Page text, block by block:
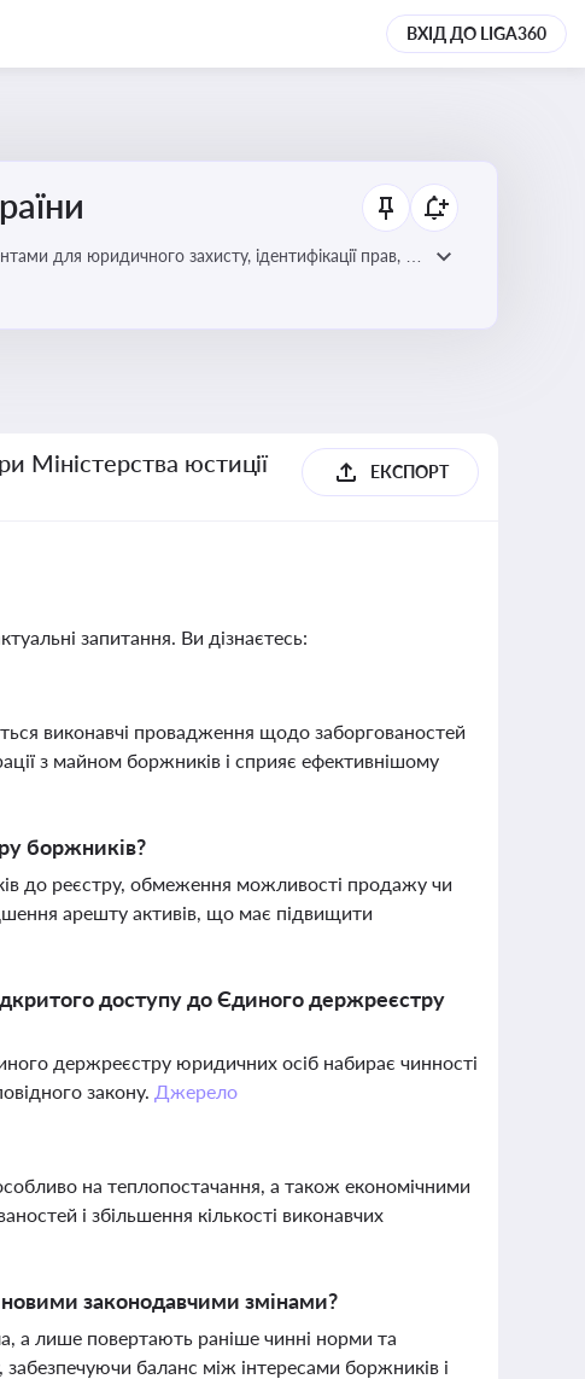
ВХІД ДО LIGA360
для юридичного захисту, ідентифікації прав, та
Міністерства юстиції
ЕКСПОРТ
запитання. Ви дізнаєтесь:
виконавчі провадження щодо заборгованостей
з майном боржників і сприяє ефективнішому
боржників?
до реєстру, обмеження можливості продажу чи
арешту активів, що має підвищити
доступу до Єдиного держреєстру
держреєстру юридичних осіб набирає чинності
закону. Джерело
на теплопостачання, а також економічними
і збільшення кількості виконавчих
законодавчими змінами?
а лише повертають раніше чинні норми та
баланс між інтересами боржників і